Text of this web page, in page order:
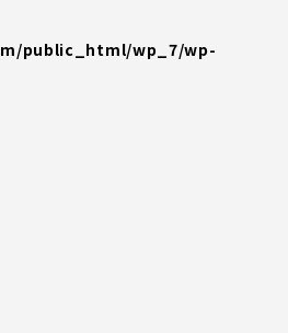
public_html/wp_7/wp-